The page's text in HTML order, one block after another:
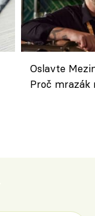
Oslavte
Proč